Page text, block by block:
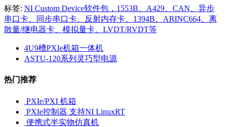
标签: NI Custom Device软件包，1553B、A429、CAN、异步
串口卡、同步串口卡、反射内存卡、1394B、ARINC664、离
散量/继电器卡、模拟量卡、LVDT/RVDT等
4U9槽PXIe机箱一体机
ASTU-120系列灵巧型电源
热门推荐
PXIe/PXI 机箱
PXIe控制器 支持NI LinuxRT
便携式半实物仿真机